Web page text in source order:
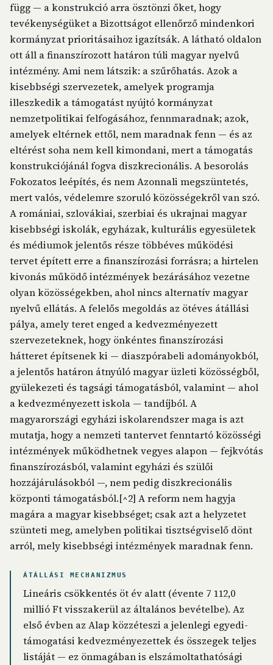
függ — a konstrukció arra ösztönzi őket, hogy
tevékenységüket a Bizottságot ellenőrző mindenkori
kormányzat prioritásaihoz igazítsák. A látható oldalon
ott áll a finanszírozott határon túli magyar nyelvű
intézmény. Ami nem látszik: a szűrőhatás. Azok a
kisebbségi szervezetek, amelyek programja
illeszkedik a támogatást nyújtó kormányzat
nemzetpolitikai felfogásához, fennmaradnak; azok,
amelyek eltérnek ettől, nem maradnak fenn — és az
eltérést soha nem kell kimondani, mert a támogatás
konstrukciójánál fogva diszkrecionális. A besorolás
Fokozatos leépítés, és nem Azonnali megszüntetés,
mert valós, védelemre szoruló közösségekről van szó.
A romániai, szlovákiai, szerbiai és ukrajnai magyar
kisebbségi iskolák, egyházak, kulturális egyesületek
és médiumok jelentős része többéves működési
tervet épített erre a finanszírozási forrásra; a hirtelen
kivonás működő intézmények bezárásához vezetne
olyan közösségekben, ahol nincs alternatív magyar
nyelvű ellátás. A felelős megoldás az ötéves átállási
pálya, amely teret enged a kedvezményezett
szervezeteknek, hogy önkéntes finanszírozási
hátteret építsenek ki — diaszpórabeli adományokból,
a jelentős határon átnyúló magyar üzleti közösségből,
gyülekezeti és tagsági támogatásból, valamint — ahol
a kedvezményezett iskola — tandíjból. A
magyarországi egyházi iskolarendszer maga is azt
mutatja, hogy a nemzeti tantervet fenntartó közösségi
intézmények működhetnek vegyes alapon — fejkvótás
finanszírozásból, valamint egyházi és szülői
hozzájárulásokból —, nem pedig diszkrecionális
központi támogatásból.[^2] A reform nem hagyja
magára a magyar kisebbséget; csak azt a helyzetet
szünteti meg, amelyben politikai tisztségviselő dönt
arról, mely kisebbségi intézmények maradnak fenn.
ÁTÁLLÁSI MECHANIZMUS
Lineáris csökkentés öt év alatt (évente 7 112,0
millió Ft visszakerül az általános bevételbe). Az
első évben az Alap közzéteszi a jelenlegi egyedi-
támogatási kedvezményezettek és összegek teljes
listáját — ez önmagában is elszámoltathatósági